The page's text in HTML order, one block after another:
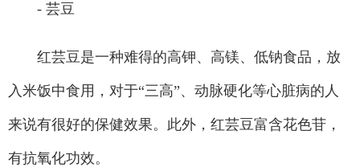
- 芸豆
红芸豆是一种难得的高钾、高镁、低钠食品，放
入米饭中食用，对于“三高”、动脉硬化等心脏病的人
来说有很好的保健效果。此外，红芸豆富含花色苷，
有抗氧化功效。